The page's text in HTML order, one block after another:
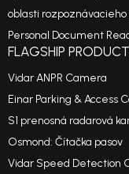
oblasti
Personal Document
FLAGSHIP
Vidar ANPR Camera
Einar Parking & Access
S1 prenosná radarová
Osmond: Čítačka pasov
Vidar Speed Detection